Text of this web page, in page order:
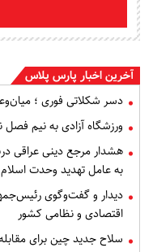
آخرین اخبار پارس پلاس
دسر شکلاتی فوری ؛
ورزشگاه آزادی به نیم
هشدار مرجع دینی عراقی
به عامل تهدید وحدت اسلام
دیدار و گفت‌وگوی
اقتصادی و نظامی کشور
سلاح جدید چین برای